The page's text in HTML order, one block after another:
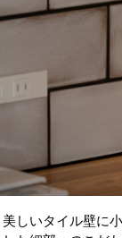
美しいタイル壁に